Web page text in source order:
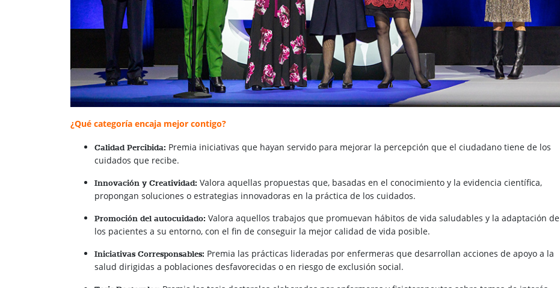
¿Qué categoría encaja mejor contigo?
Calidad Percibida: Premia iniciativas que hayan servido para mejorar la percepción que el ciudadano tiene de los
cuidados que recibe.
Innovación y Creatividad: Valora aquellas propuestas que, basadas en el conocimiento y la evidencia científica,
propongan soluciones o estrategias innovadoras en la práctica de los cuidados.
Promoción del autocuidado: Valora aquellos trabajos que promuevan hábitos de vida saludables y la adaptación de
los pacientes a su entorno, con el fin de conseguir la mejor calidad de vida posible.
Iniciativas Corresponsables: Premia las prácticas lideradas por enfermeras que desarrollan acciones de apoyo a la
salud dirigidas a poblaciones desfavorecidas o en riesgo de exclusión social.